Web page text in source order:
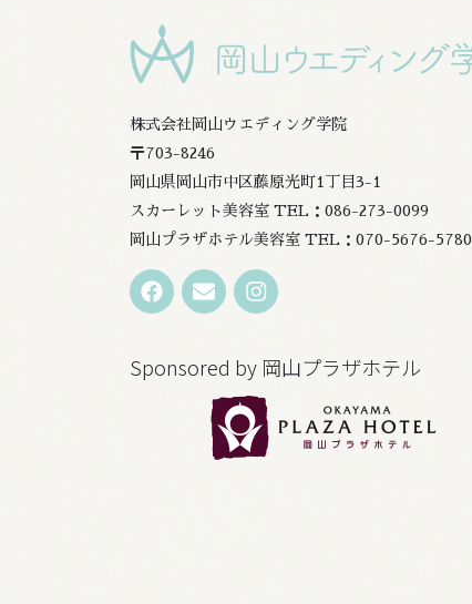
株式会社岡山ウエディング学院
〒703-8246
岡山県岡山市中区藤原光町1丁目3-1
スカーレット美容室 TEL：086-273-0099
岡山プラザホテル美容室 TEL：070-5676-5780
Sponsored by 岡山プラザホテル